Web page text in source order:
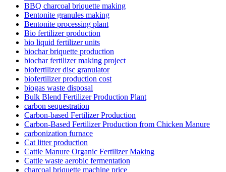
BBQ charcoal briquette making
Bentonite granules making
Bentonite processing plant
Bio fertilizer production
bio liquid fertilizer units
biochar briquette production
biochar fertilizer making project
biofertilizer disc granulator
biofertilizer production cost
biogas waste disposal
Bulk Blend Fertilizer Production Plant
carbon sequestration
Carbon-based Fertilizer Production
Carbon-Based Fertilizer Production from Chicken Manure
carbonization furnace
Cat litter production
Cattle Manure Organic Fertilizer Making
Cattle waste aerobic fermentation
charcoal briquette machine price